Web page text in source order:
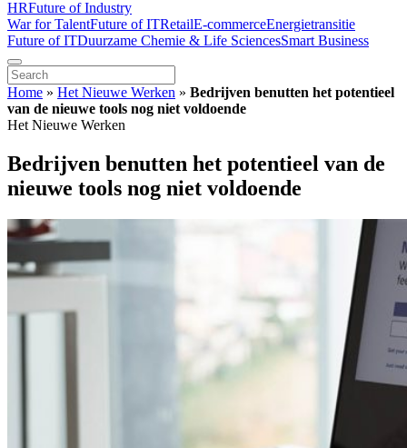
HRFuture of Industry
War for TalentFuture of ITRetailE-commerceEnergietransitie
Future of ITDuurzame Chemie & Life SciencesSmart Business
Home » Het Nieuwe Werken » Bedrijven benutten het potentieel
van de nieuwe tools nog niet voldoende
Het Nieuwe Werken
Bedrijven benutten het potentieel van de
nieuwe tools nog niet voldoende